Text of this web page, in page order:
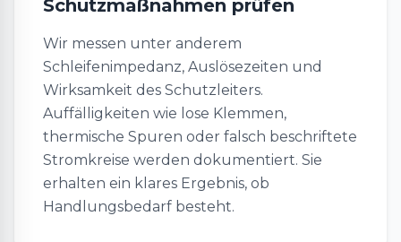
Schutzmaßnahmen prüfen
Wir messen unter anderem
Schleifenimpedanz, Auslösezeiten und
Wirksamkeit des Schutzleiters.
Auffälligkeiten wie lose Klemmen,
thermische Spuren oder falsch beschriftete
Stromkreise werden dokumentiert. Sie
erhalten ein klares Ergebnis, ob
Handlungsbedarf besteht.